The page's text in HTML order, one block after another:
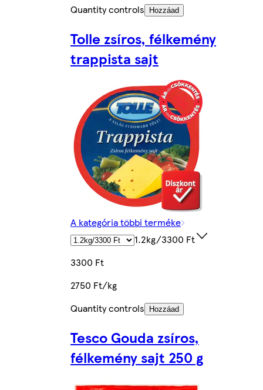
Quantity controls
Hozzáad
Tolle zsíros, félkemény
trappista sajt
A kategória többi terméke
1.2kg/3300 Ft
3300 Ft
2750 Ft/kg
Quantity controls
Hozzáad
Tesco Gouda zsíros,
félkemény sajt 250 g